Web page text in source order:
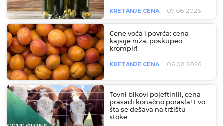
KRETANJE CENA 07.08.2026
Cene voća i povrća: cena
kajsije niža, poskupeo
krompir!
KRETANJE CENA 06.08.2026
Tovni bikovi pojeftinili, cena
prasadi konačno porasla! Evo
šta se dešava na tržištu
stoke…